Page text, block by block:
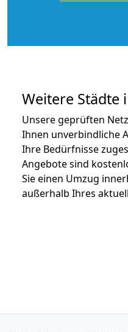
Weitere Städte
Unsere geprüften
Ihnen unverbindliche
Ihre Bedürfnisse
Angebote sind
Sie einen Umzug
außerhalb Ihres